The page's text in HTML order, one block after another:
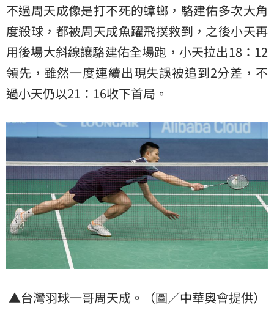
不過周天成像是打不死的蟑螂，駱建佑多次大角
度殺球，都被周天成魚躍飛撲救到，之後小天再
用後場大斜線讓駱建佑全場跑，小天拉出18：12
領先，雖然一度連續出現失誤被追到2分差，不
過小天仍以21：16收下首局。
▲台灣羽球一哥周天成。（圖／中華奧會提供）